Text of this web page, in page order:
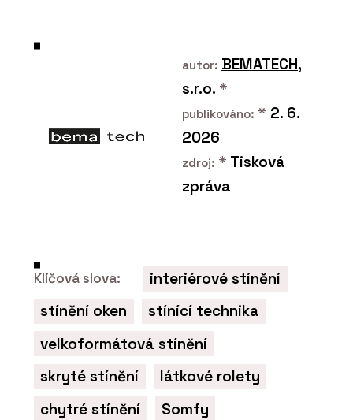
autor: BEMATECH,
s.r.o. *
publikováno: * 2. 6.
2026
zdroj: * Tisková
zpráva
Klíčová slova:
interiérové stínění
stínění oken
stínící technika
velkoformátová stínění
skryté stínění
látkové rolety
chytré stínění
Somfy